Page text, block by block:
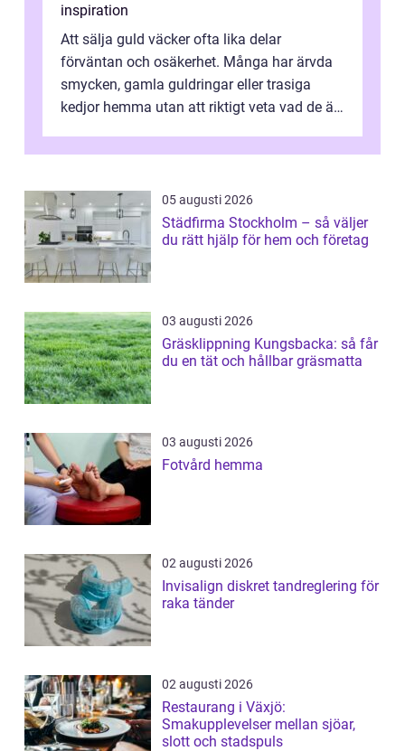
inspiration
Att sälja guld väcker ofta lika delar
förväntan och osäkerhet. Många har ärvda
smycken, gamla guldringar eller trasiga
kedjor hemma utan att riktigt veta vad de är
05 augusti 2026
Städfirma Stockholm – så väljer
du rätt hjälp för hem och företag
03 augusti 2026
Gräsklippning Kungsbacka: så får
du en tät och hållbar gräsmatta
03 augusti 2026
Fotvård hemma
02 augusti 2026
Invisalign diskret tandreglering för
raka tänder
02 augusti 2026
Restaurang i Växjö:
Smakupplevelser mellan sjöar,
slott och stadspuls